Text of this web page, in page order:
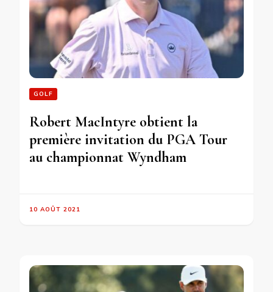
GOLF
Robert MacIntyre obtient la
première invitation du PGA Tour
au championnat Wyndham
10 AOÛT 2021